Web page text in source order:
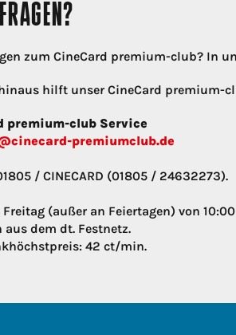
zum CineCard premium-club? In
hilft unser CineCard premium-
premium-club Service
premiumclub.de
/ CINECARD (01805 / 24632273).
(außer an Feiertagen) von
aus dem dt. Festnetz.
42 ct/min.